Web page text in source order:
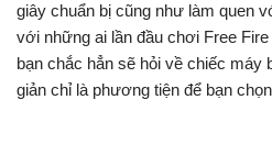
giây chuẩn bị cũng như làm quen
với những ai lần đầu chơi Free
bạn chắc hẳn sẽ hỏi về chiếc
giản chỉ là phương tiện để bạn